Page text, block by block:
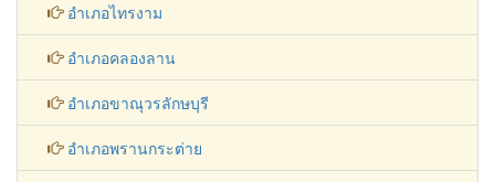
อำเภอคลองขลุง
อำเภอไทรงาม
อำเภอคลองลาน
อำเภอขาณุวรลักษบุรี